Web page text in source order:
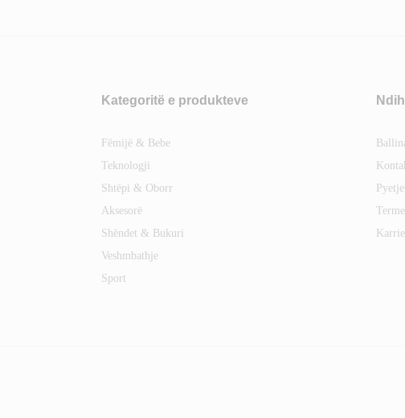
Kategoritë e produkteve
Fëmijë & Bebe
Teknologji
Shtëpi & Oborr
Aksesorë
Shëndet & Bukuri
Veshmbathje
Sport